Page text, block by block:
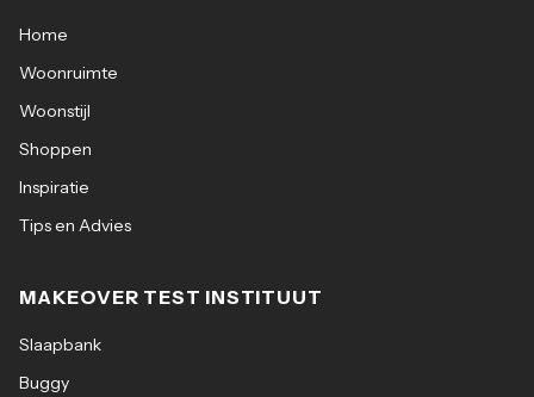
Home
Woonruimte
Woonstijl
Shoppen
Inspiratie
Tips en Advies
MAKEOVER TEST INSTITUUT
Slaapbank
Buggy